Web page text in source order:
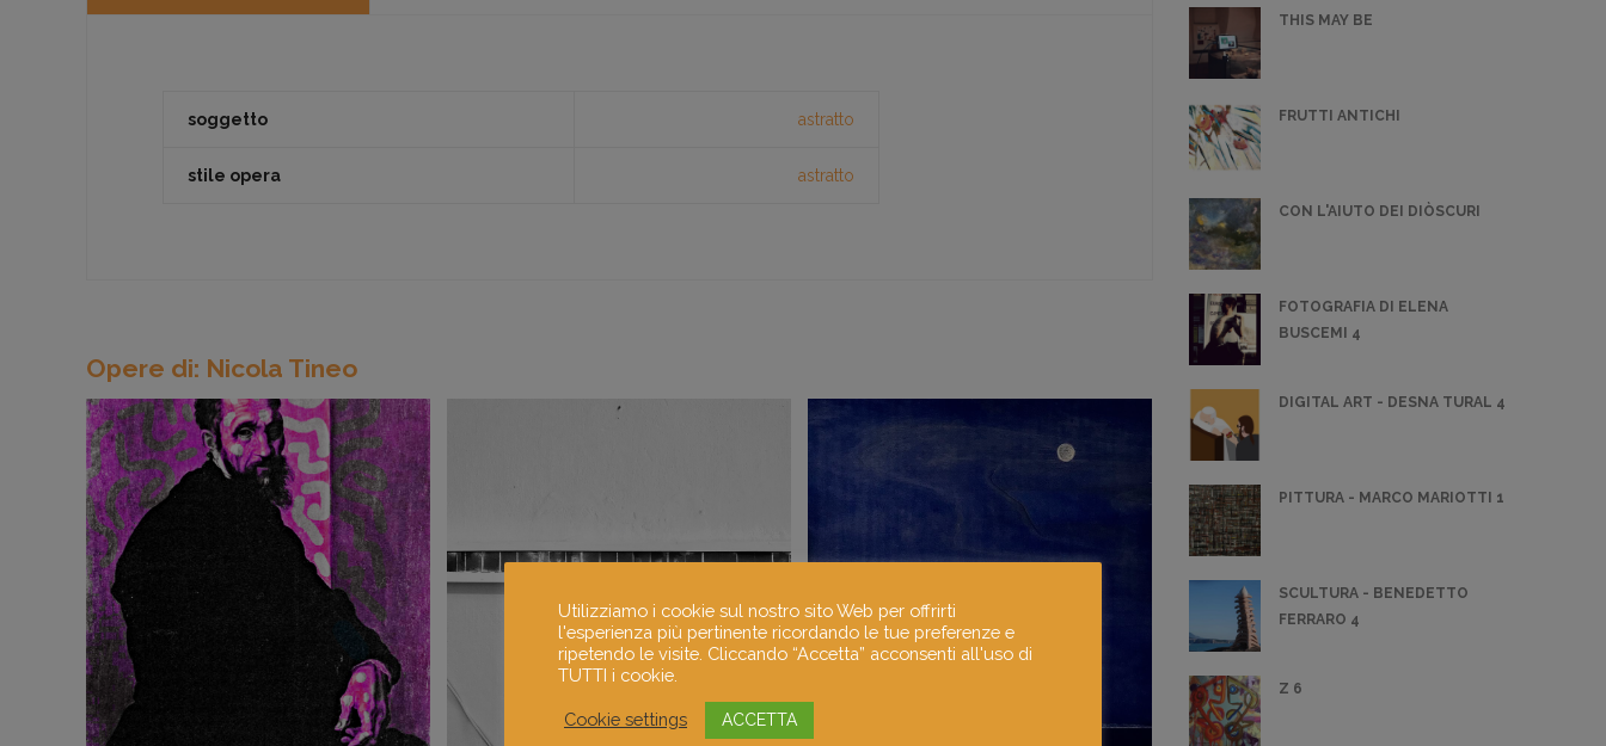
soggetto astratto
stile opera astratto
Opere di: Nicola Tineo
THIS MAY BE
FRUTTI ANTICHI
CON L'AIUTO DEI DIÒSCURI
FOTOGRAFIA DI ELENA
BUSCEMI 4
DIGITAL ART - DESNA TURAL 4
PITTURA - MARCO MARIOTTI 1
SCULTURA - BENEDETTO
FERRARO 4
Z 6
Utilizziamo i cookie sul nostro sito Web per offrirti
l'esperienza più pertinente ricordando le tue preferenze e
ripetendo le visite. Cliccando “Accetta” acconsenti all'uso di
TUTTI i cookie.
Cookie settings ACCETTA